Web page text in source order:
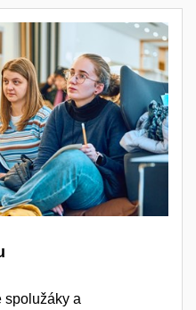
spolužáky a